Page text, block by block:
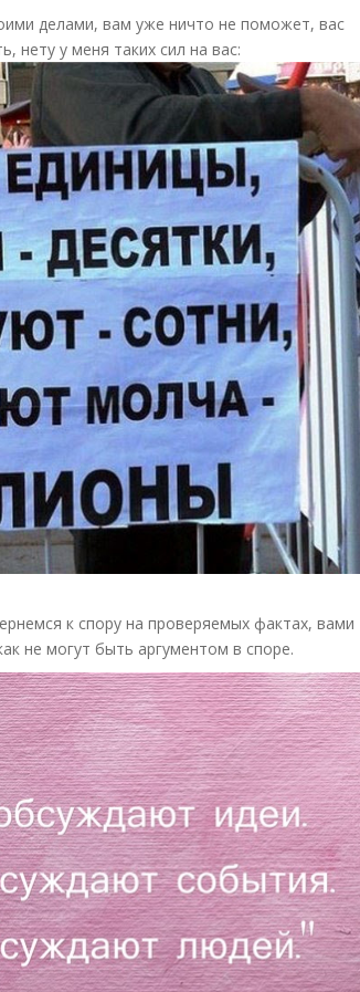
делами, вам уже ничто не поможет, вас
нету у меня таких сил на вас:
к спору на проверяемых фактах, вами
не могут быть аргументом в споре.